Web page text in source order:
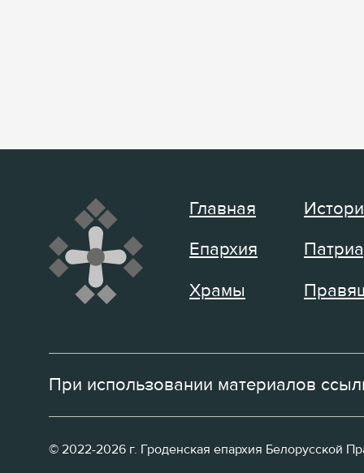
Главная
Епархия
Храмы
При использовании материалов
© 2022-2026 г. Гроденская епархия Белорусской